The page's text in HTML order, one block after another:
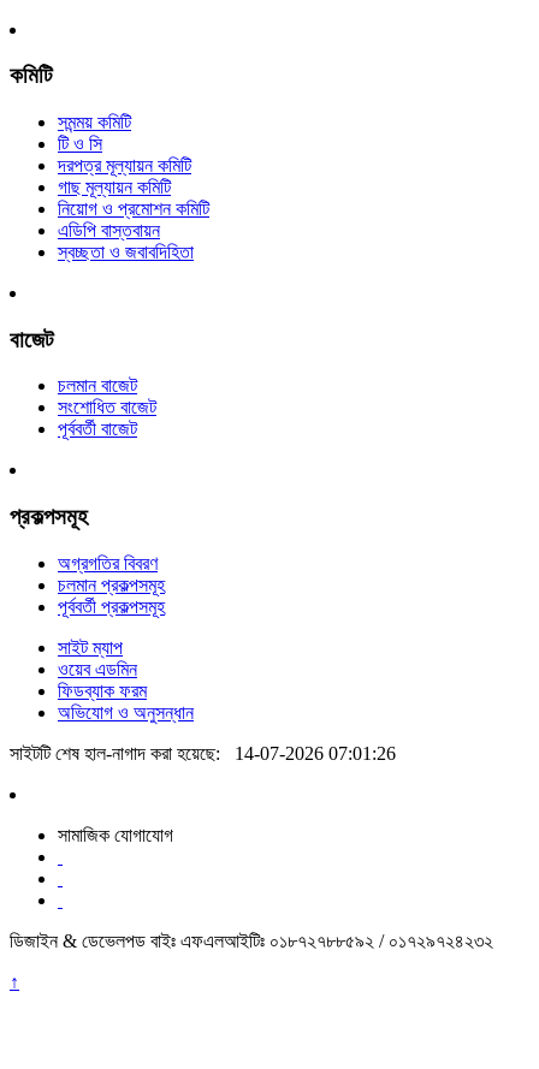
কমিটি
সমন্ময় কমিটি
টি ও সি
দরপত্র মূল্যায়ন কমিটি
গাছ মূল্যায়ন কমিটি
নিয়োগ ও প্রমোশন কমিটি
এডিপি বাস্তবায়ন
স্বচ্ছতা ও জবাবদিহিতা
বাজেট
চলমান বাজেট
সংশোধিত বাজেট
পূর্ববর্তী বাজেট
প্রকল্পসমূহ
অগ্রগতির বিবরণ
চলমান প্রকল্পসমূহ
পূর্ববর্তী প্রকল্পসমূহ
সাইট ম্যাপ
ওয়েব এডমিন
ফিডব্যাক ফরম
অভিযোগ ও অনুসন্ধান
সাইটটি শেষ হাল-নাগাদ করা হয়েছে: 14-07-2026 07:01:26
সামাজিক যোগাযোগ
ডিজাইন & ডেভেলপড বাইঃ এফএলআইটিঃ ০১৮৭২৭৮৮৫৯২ / ০১৭২৯৭২৪২৩২
↑